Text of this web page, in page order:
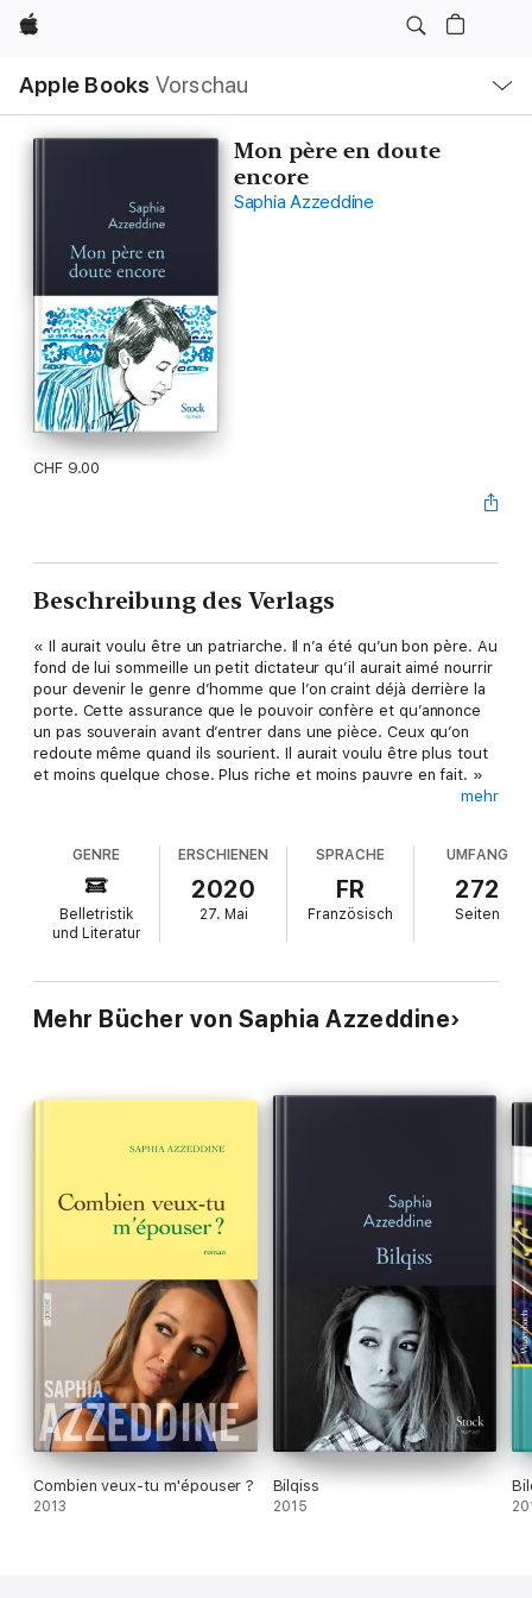
Apple
Apple Books Vorschau
Navigation
Menü
öffnen
Mon père en doute
encore
Saphia Azzeddine
CHF 9.00
Beschreibung des Verlags
« Il aurait voulu être un patriarche. Il n’a été qu’un bon père. Au
fond de lui sommeille un petit dictateur qu’il aurait aimé nourrir
pour devenir le genre d’homme que l’on craint déjà derrière la
porte. Cette assurance que le pouvoir confère et qu’annonce
un pas souverain avant d’entrer dans une pièce. Ceux qu’on
redoute même quand ils sourient. Il aurait voulu être plus tout
et moins quelque chose. Plus riche et moins pauvre en fait. »
beau milieu de la plus grande palmeraie du Maroc, alors sous
protectorat, qui débarquera jeune homme, comme beaucoup
dans les années 1960, à Paris pour se faire une place. Mais il ne
la trouvera jamais vraiment. Entre deux pays, deux cultures, à
la fois fier et honteux, tour à tour infirmer, couturier, c’est en
Avec beaucoup de piquant, d’émotions et d’humilité, Saphia
Azzeddine retrace sa relation avec son père, ses moments de
mehr
GENRE
Belletristik
und Literatur
ERSCHIENEN
2020
27. Mai
SPRACHE
FR
Französisch
UMFANG
272
Seiten
Mehr Bücher von Saphia Azzeddine
Combien veux-tu m'épouser ?
2013
Bilqiss
2015